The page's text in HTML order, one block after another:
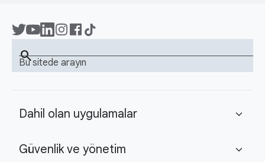
Bu sitede arayın
search
Dahil olan uygulamalar expand_more
Güvenlik ve yönetim expand_more